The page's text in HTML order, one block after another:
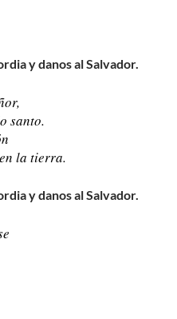
y danos al Salvador.
santo.
la tierra.
y danos al Salvador.